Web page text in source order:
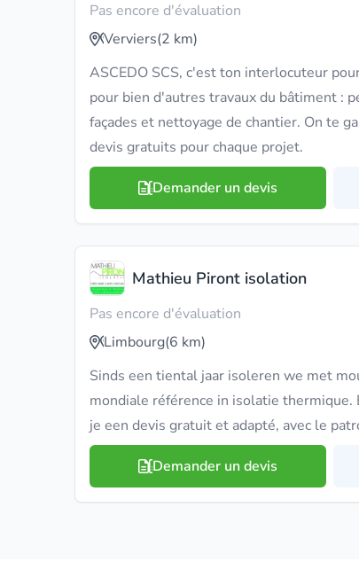
Pas encore d'évaluation
Verviers(2 km)
ASCEDO SCS, c'est ton interlocuteur
pour bien d'autres travaux du bâtiment :
façades et nettoyage de chantier. On te
devis gratuits pour chaque projet.
Demander un devis
Mathieu Piront isolation
Pas encore d'évaluation
Limbourg(6 km)
Sinds een tiental jaar isoleren we met
mondiale référence in isolatie
je een devis gratuit et adapté, avec le
Demander un devis